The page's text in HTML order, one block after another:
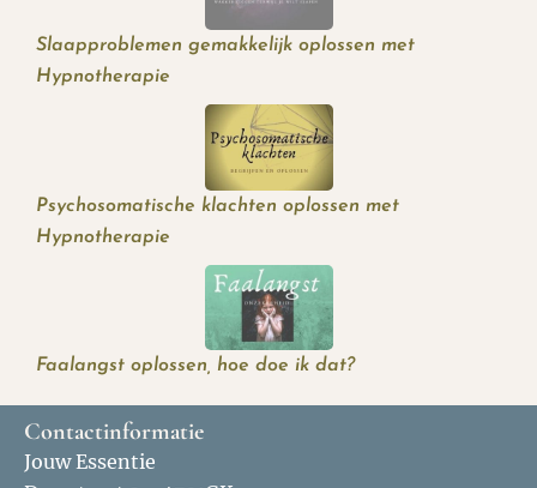
Slaapproblemen gemakkelijk oplossen met
Hypnotherapie
Psychosomatische klachten oplossen met
Hypnotherapie
Faalangst oplossen, hoe doe ik dat?
Contactinformatie
Jouw Essentie